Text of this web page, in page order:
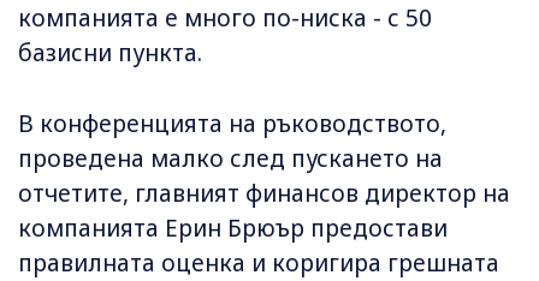
компанията е много по-ниска - с 50
базисни пункта.
В конференцията на ръководството,
проведена малко след пускането на
отчетите, главният финансов директор на
компанията Ерин Брюър предостави
правилната оценка и коригира грешната